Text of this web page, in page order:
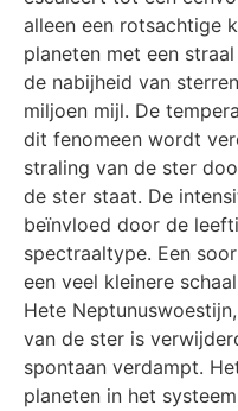
alleen een rotsachtige
planeten met een
de nabijheid van
miljoen mijl. De
dit fenomeen wordt
straling van de ster
de ster staat. De
beïnvloed door de
spectraaltype. Een
een veel kleinere
Hete
van de ster is
spontaan verdampt.
planeten in het